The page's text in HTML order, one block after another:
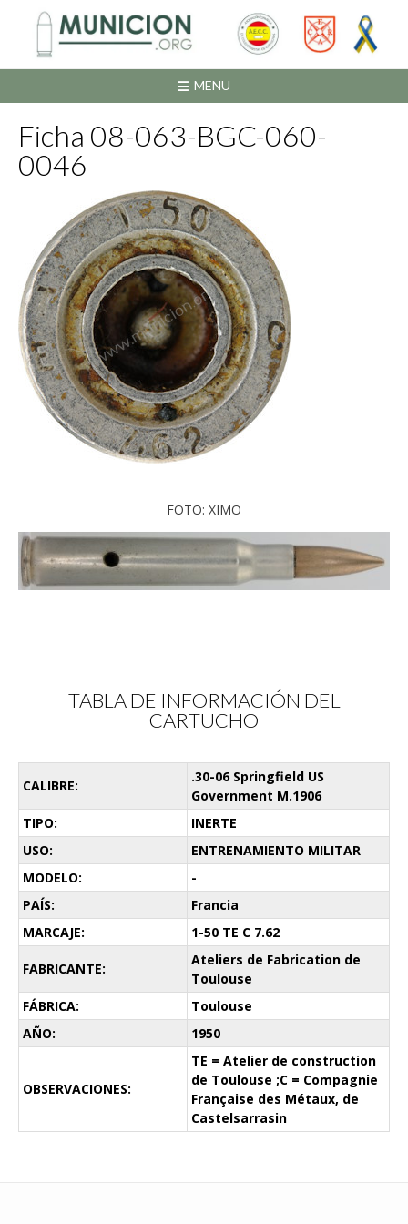
contenido
MENU
Ficha 08-063-BGC-060-
0046
FOTO: XIMO
TABLA DE INFORMACIÓN DEL
CARTUCHO
CALIBRE:
.30-06 Springfield US
Government M.1906
TIPO:
INERTE
USO:
ENTRENAMIENTO MILITAR
MODELO:
-
PAÍS:
Francia
MARCAJE:
1-50 TE C 7.62
FABRICANTE:
Ateliers de Fabrication de
Toulouse
FÁBRICA:
Toulouse
AÑO:
1950
OBSERVACIONES:
TE = Atelier de construction
de Toulouse ;C = Compagnie
Française des Métaux, de
Castelsarrasin